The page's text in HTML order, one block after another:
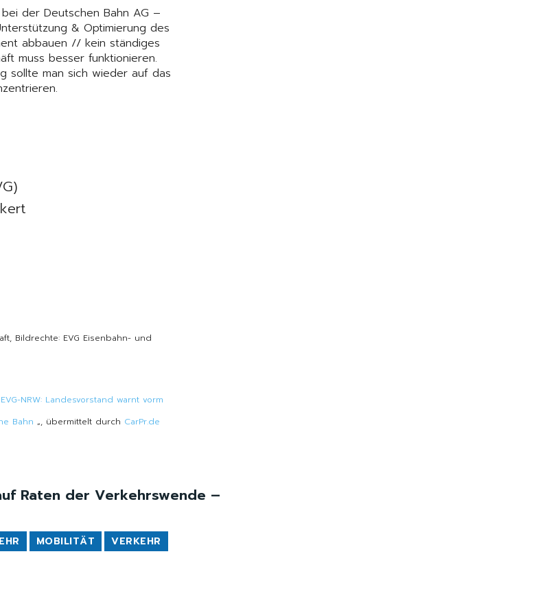
der Deutschen Bahn AG –
& Optimierung des
abbauen // kein ständiges
muss besser funktionieren.
sollte man sich wieder auf das
Bildrechte: EVG Eisenbahn- und
EVG-NRW: Landesvorstand warnt vorm
Bahn „, übermittelt durch CarPr.de
Raten der Verkehrswende –
MOBILITÄT
VERKEHR